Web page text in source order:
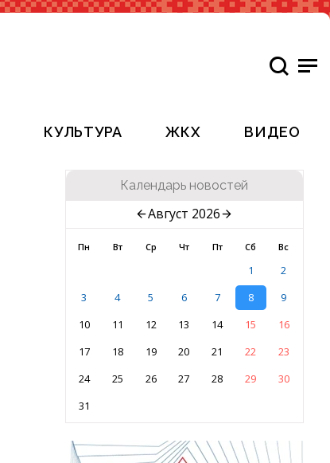
КУЛЬТУРА ЖКХ ВИДЕО
Календарь новостей
Август 2026
Пн Вт Ср Чт Пт Сб Вс
1
2
3
4 5 6 7 8
9
10
11 12 13 14 15
16
17
18 19 20 21 22
23
24
25 26 27 28 29
30
31